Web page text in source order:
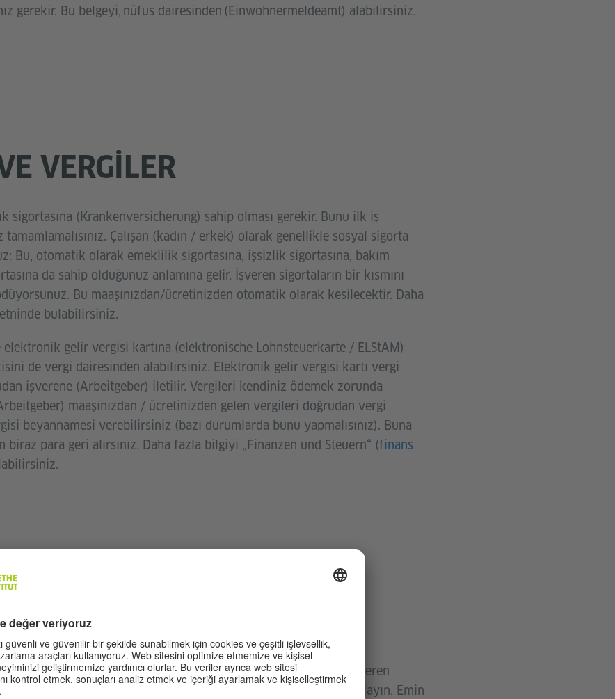
gerekir. Bu belgeyi, nüfus dairesinden (Einwohnermeldeamt) alabilirsiniz.
VERGILER
sigortasına (Krankenversicherung) sahip olması gerekir. Bunu ilk iş
Çalışan (kadın / erkek) olarak genellikle sosyal sigorta
Bu, otomatik olarak emeklilik sigortasına, işsizlik sigortasına, bakım
da sahip olduğunuz anlamına gelir. İşveren sigortaların bir kısmını
Bu maaşınızdan/ücretinizden otomatik olarak kesilecektir. Daha
bulabilirsiniz.
elektronik gelir vergisi kartına (elektronische Lohnsteuerkarte / ELStAM)
de vergi dairesinden alabilirsiniz. Elektronik gelir vergisi kartı vergi
işverene (Arbeitgeber) iletilir. Vergileri kendiniz ödemek zorunda
maaşınızdan / ücretinizden gelen vergileri doğrudan vergi
beyannamesi verebilirsiniz (bazı durumlarda bunu yapmalısınız). Buna
biraz para geri alırsınız. Daha fazla bilgiyi „Finanzen und Steuern“ (finans
bir iş sözleşmesi (Arbeitsvertrag) imzalar. Sözleşme, sizinle işveren
İş sözleşmesini iyice okuyun ve ancak ondan sonra imzalayın. Emin